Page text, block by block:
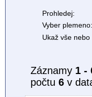
Prohledej:
Vyber plemeno:
Ukaž vše
Záznamy 1 -
počtu 6 v